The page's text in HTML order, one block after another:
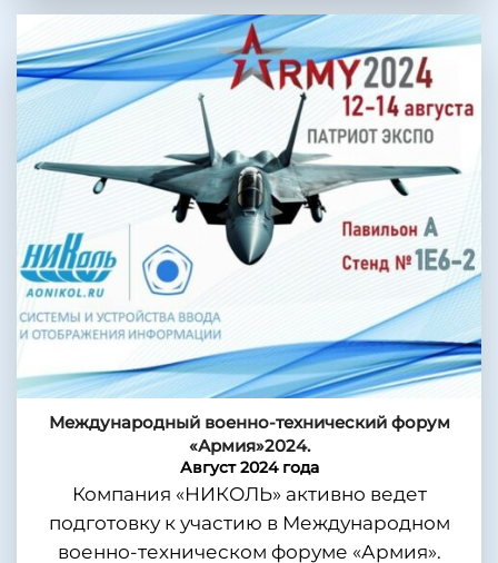
Международный военно-технический форум
«Армия»2024.
Август 2024 года
Компания «НИКОЛЬ» активно ведет
подготовку к участию в Международном
военно-техническом форуме «Армия».